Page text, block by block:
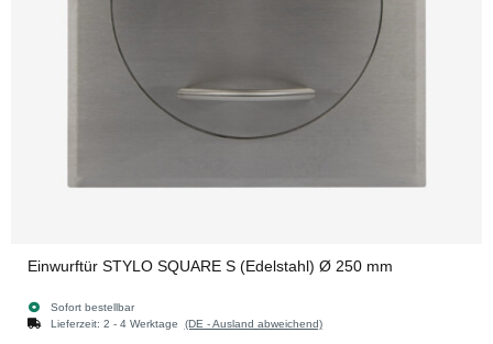
Einwurftür STYLO SQUARE S (Edelstahl) Ø 250 mm
Sofort bestellbar
Lieferzeit: 2 - 4 Werktage (DE - Ausland abweichend)